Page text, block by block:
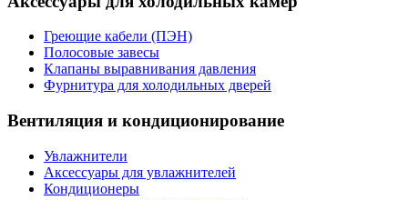
Греющие кабели (ПЭН)
Полосовые завесы
Клапаны выравнивания давления
Фурнитура для холодильных дверей
Вентиляция и кондиционирование
Увлажнители
Аксессуары для увлажнителей
Кондиционеры